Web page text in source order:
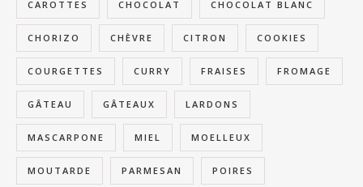
CAROTTES CHOCOLAT CHOCOLAT BLANC
CHORIZO CHÈVRE CITRON COOKIES
COURGETTES CURRY FRAISES FROMAGE
GÂTEAU GÂTEAUX LARDONS
MASCARPONE MIEL MOELLEUX
MOUTARDE PARMESAN POIRES